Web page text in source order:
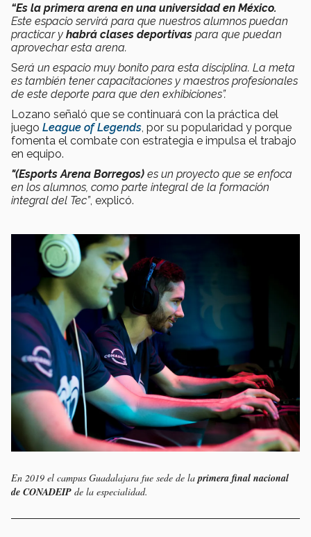
“Es la primera arena en una universidad en México.
Este espacio servirá para que nuestros alumnos puedan
practicar y habrá clases deportivas para que puedan
aprovechar esta arena.
Será un espacio muy bonito para esta disciplina. La meta
es también tener capacitaciones y maestros profesionales
de este deporte para que den exhibiciones”.
Lozano señaló que se continuará con la práctica del
juego League of Legends , por su popularidad y porque
fomenta el combate con estrategia e impulsa el trabajo
en equipo.
"(Esports Arena Borregos) es un proyecto que se enfoca
en los alumnos, como parte integral de la formación
integral del Tec”, explicó.
En 2019 el campus Guadalajara fue sede de la primera final nacional
de CONADEIP de la especialidad.